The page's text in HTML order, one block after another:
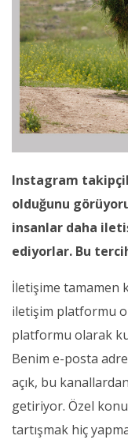
Instagram
olduğunu
insanlar daha
ediyorlar. Bu
İletişime tamamen
iletişim platformu
platformu olarak
Benim e-posta
açık, bu
getiriyor. Özel
tartışmak hiç